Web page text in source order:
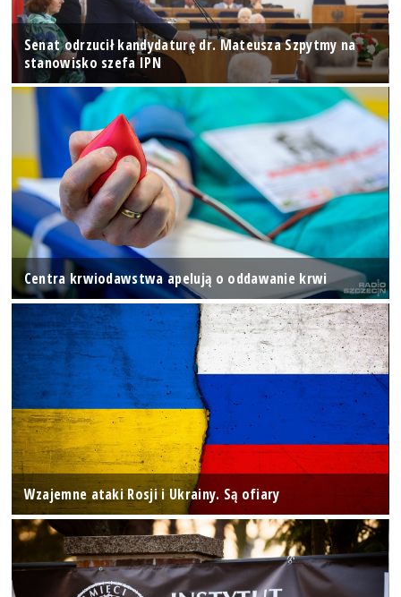
Senat odrzucił kandydaturę dr. Mateusza Szpytmy na
stanowisko szefa IPN
Centra krwiodawstwa apelują o oddawanie krwi
Wzajemne ataki Rosji i Ukrainy. Są ofiary